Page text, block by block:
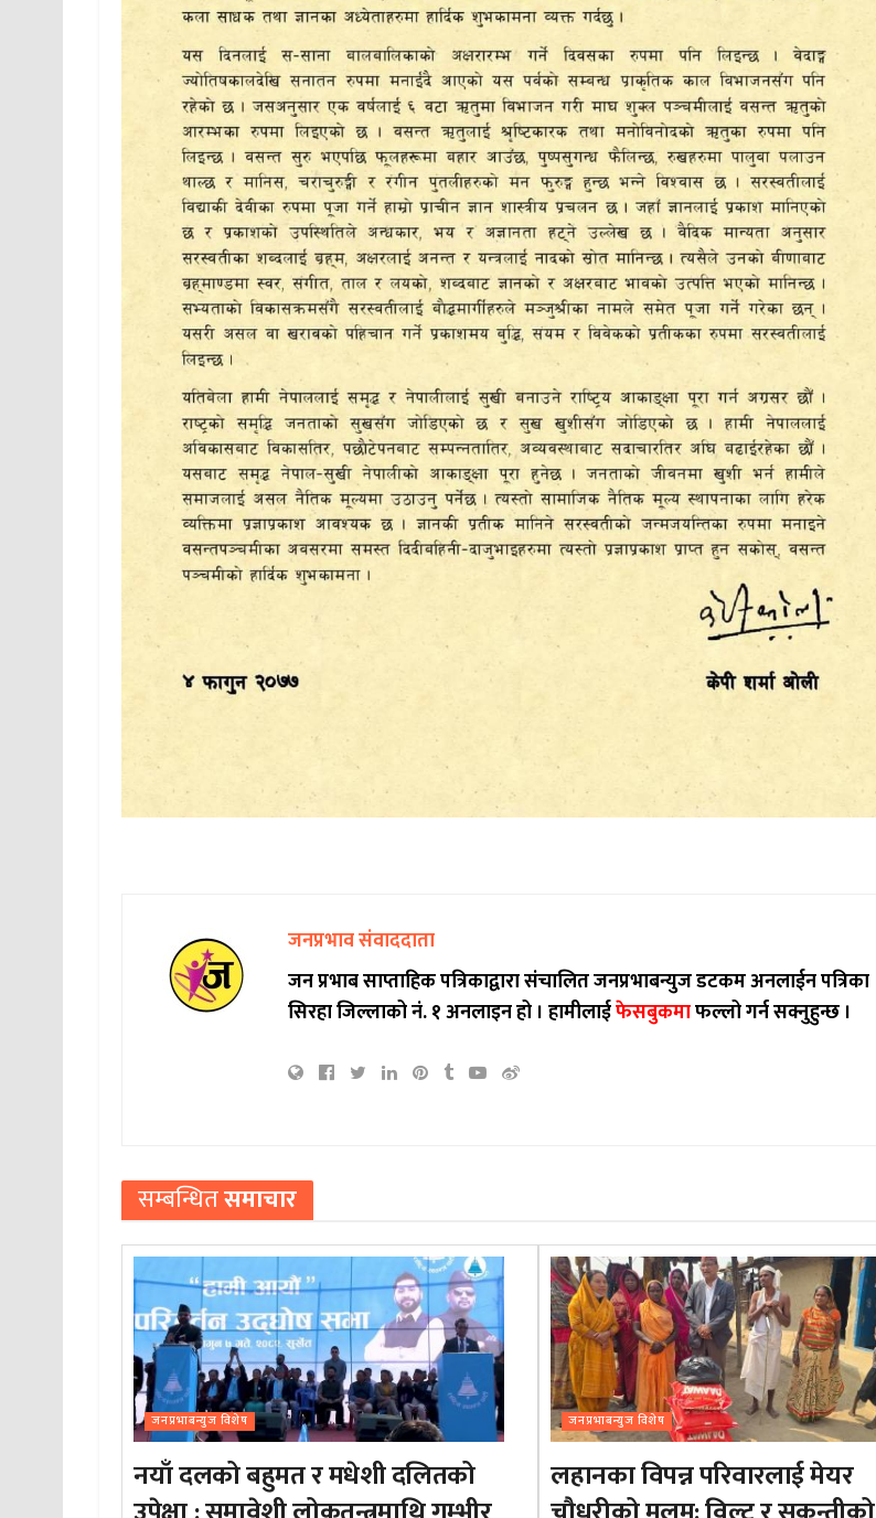
जनप्रभाव संवाददाता
जन प्रभाब साप्ताहिक पत्रिकाद्वारा संचालित जनप्रभाबन्युज डटकम अनलाईन पत्रिका
सिरहा जिल्लाको नं. १ अनलाइन हो ।हामीलाईफेसबुकमाफल्लो गर्न सक्नुहुन्छ ।
सम्बन्धितसमाचार
जनप्रभाबन्युज विशेष
नयाँ दलको बहुमत र मधेशी दलितको
जनप्रभाबन्युज विशेष
लहानका विपन्न परिवारलाई मेयर